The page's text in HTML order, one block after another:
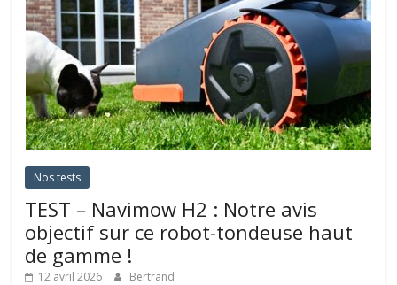
Nos tests
TEST – Navimow H2 : Notre avis
objectif sur ce robot-tondeuse haut
de gamme !
12 avril 2026 Bertrand